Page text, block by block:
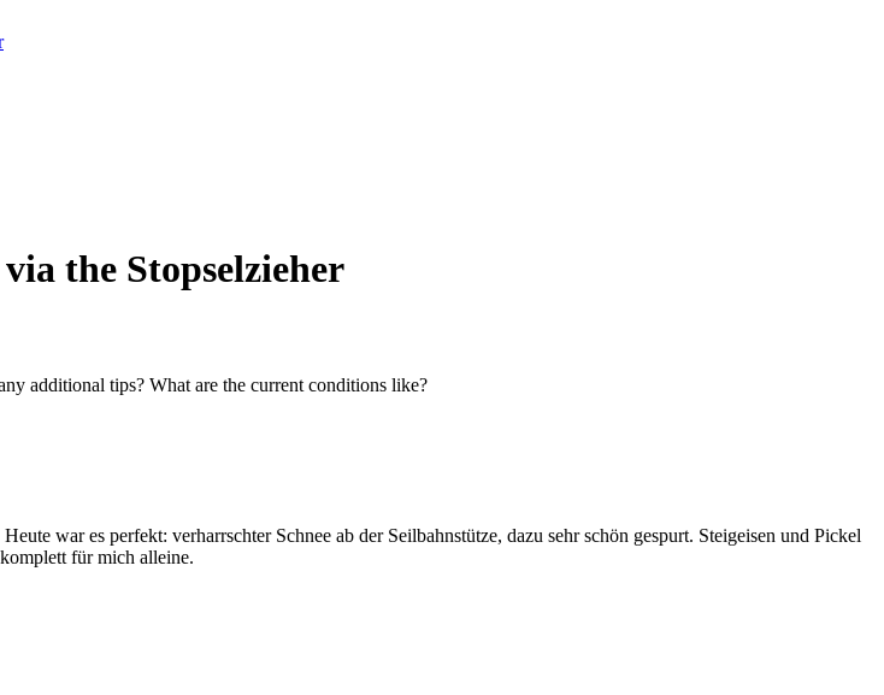
the Stopselzieher
additional tips? What are the current conditions like?
war es perfekt: verharrschter Schnee ab der Seilbahnstütze, dazu sehr schön gespurt. Steigeisen und Pickel
für mich alleine.